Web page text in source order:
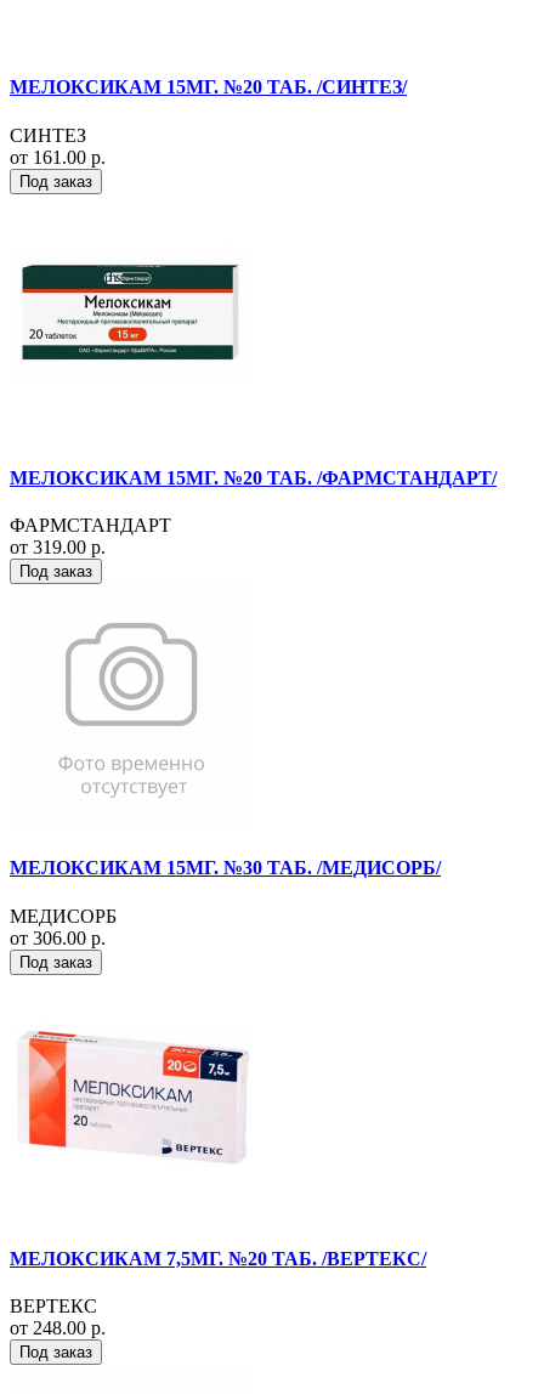
МЕЛОКСИКАМ 15МГ. №20 ТАБ. /СИНТЕЗ/
СИНТЕЗ
от 161.00 р.
Под заказ
МЕЛОКСИКАМ 15МГ. №20 ТАБ. /ФАРМСТАНДАРТ/
ФАРМСТАНДАРТ
от 319.00 р.
Под заказ
МЕЛОКСИКАМ 15МГ. №30 ТАБ. /МЕДИСОРБ/
МЕДИСОРБ
от 306.00 р.
Под заказ
МЕЛОКСИКАМ 7,5МГ. №20 ТАБ. /ВЕРТЕКС/
ВЕРТЕКС
от 248.00 р.
Под заказ